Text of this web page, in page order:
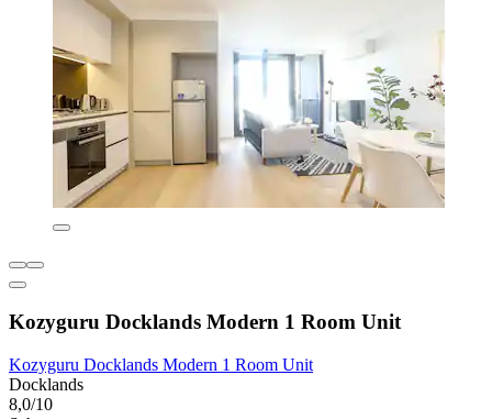
Kozyguru Docklands Modern 1 Room Unit
Kozyguru Docklands Modern 1 Room Unit
Docklands
8,0/10